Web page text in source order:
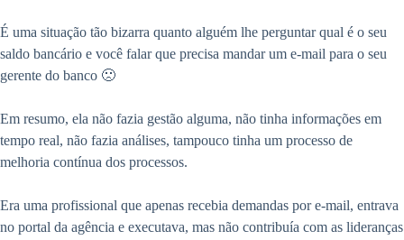
É uma situação tão bizarra quanto alguém lhe perguntar qual é o seu
saldo bancário e você falar que precisa mandar um e-mail para o seu
gerente do banco 🙁
Em resumo, ela não fazia gestão alguma, não tinha informações em
tempo real, não fazia análises, tampouco tinha um processo de
melhoria contínua dos processos.
Era uma profissional que apenas recebia demandas por e-mail, entrava
no portal da agência e executava, mas não contribuía com as lideranças